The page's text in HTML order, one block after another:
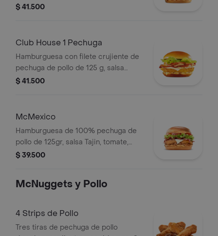
ahumada, queso blanco cremoso,
$ 41.500
Club House 1 Pechuga
Hamburguesa con filete crujiente de
pechuga de pollo de 125 g, salsa
especial, lechuga fresca, tomate,
$ 41.500
McMexico
Hamburguesa de 100% pechuga de
pollo de 125gr, salsa Tajin, tomate,
lechuga, tocineta, queso blanco y
$ 39.500
McNuggets y Pollo
4 Strips de Pollo
Tres tiras de pechuga de pollo